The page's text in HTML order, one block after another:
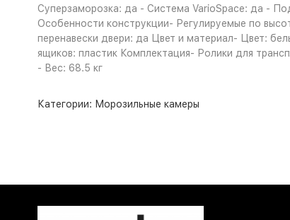
Суперзаморозка: да - Система VarioSpace: да -
Особенности конструкции- Регулируемые по
перенавески двери: да Цвет и материал- Цвет:
ящиков: пластик Комплектация- Ролики для
- Вес: 68.5 кг
Категории: Морозильные камеры